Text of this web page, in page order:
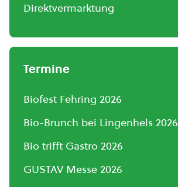
Direktvermarktung
Termine
Biofest Fehring 2026
Bio-Brunch bei Lingenhels 2026
Bio trifft Gastro 2026
GUSTAV Messe 2026